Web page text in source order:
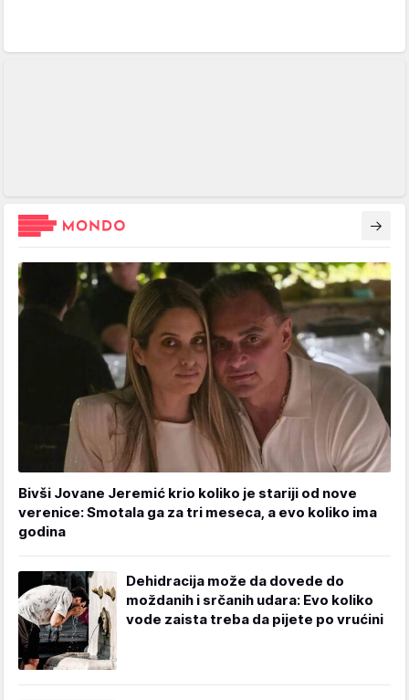
Bivši Jovane Jeremić krio koliko je stariji od nove
verenice: Smotala ga za tri meseca, a evo koliko ima
godina
Dehidracija može da dovede do
moždanih i srčanih udara: Evo koliko
vode zaista treba da pijete po vrućini